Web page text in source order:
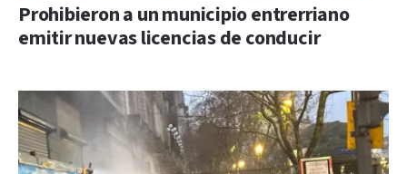
Prohibieron a un municipio entrerriano
emitir nuevas licencias de conducir